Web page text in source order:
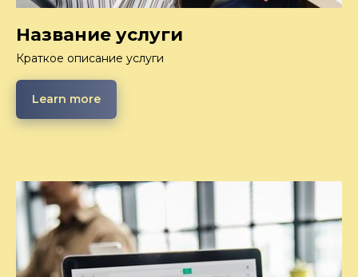
Название услуги
Краткое описание услуги
Learn more